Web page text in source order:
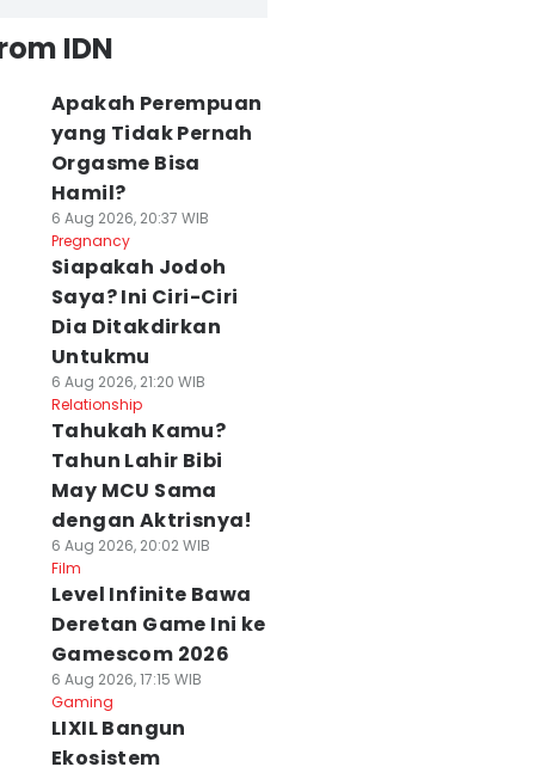
IDN
Apakah Perempuan
yang Tidak Pernah
Orgasme Bisa
Hamil?
6 Aug 2026, 20:37 WIB
Pregnancy
Siapakah Jodoh
Saya? Ini Ciri-Ciri
Dia Ditakdirkan
Untukmu
6 Aug 2026, 21:20 WIB
Relationship
Tahukah Kamu?
Tahun Lahir Bibi
May MCU Sama
dengan Aktrisnya!
6 Aug 2026, 20:02 WIB
Film
Level Infinite Bawa
Deretan Game Ini ke
Gamescom 2026
6 Aug 2026, 17:15 WIB
Gaming
LIXIL Bangun
Ekosistem